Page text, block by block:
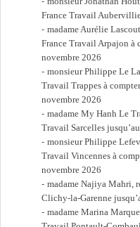
France Travail
madame Aurélie
France Travail Arpajon à
novembre 2026
monsieur Philippe Le
Travail Trappes à
novembre 2026
madame My Hanh Le
Travail Sarcelles
monsieur Philippe
Travail Vincennes à
novembre 2026
madame Najiya Mahri,
Clichy-la-Garenne
madame Marina